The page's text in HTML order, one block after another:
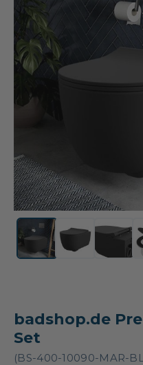
badshop.de
Set
(BS-400-10090-MAR-